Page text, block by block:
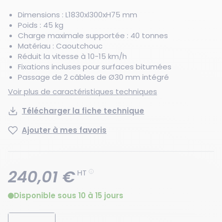
Dimensions : L1830xl300xH75 mm
Poids : 45 kg
Charge maximale supportée : 40 tonnes
Matériau : Caoutchouc
Réduit la vitesse à 10-15 km/h
Fixations incluses pour surfaces bitumées
Passage de 2 câbles de Ø30 mm intégré
Voir plus de caractéristiques techniques
Télécharger la fiche technique
Ajouter à mes favoris
240,01 €HT
Disponible sous 10 à 15 jours